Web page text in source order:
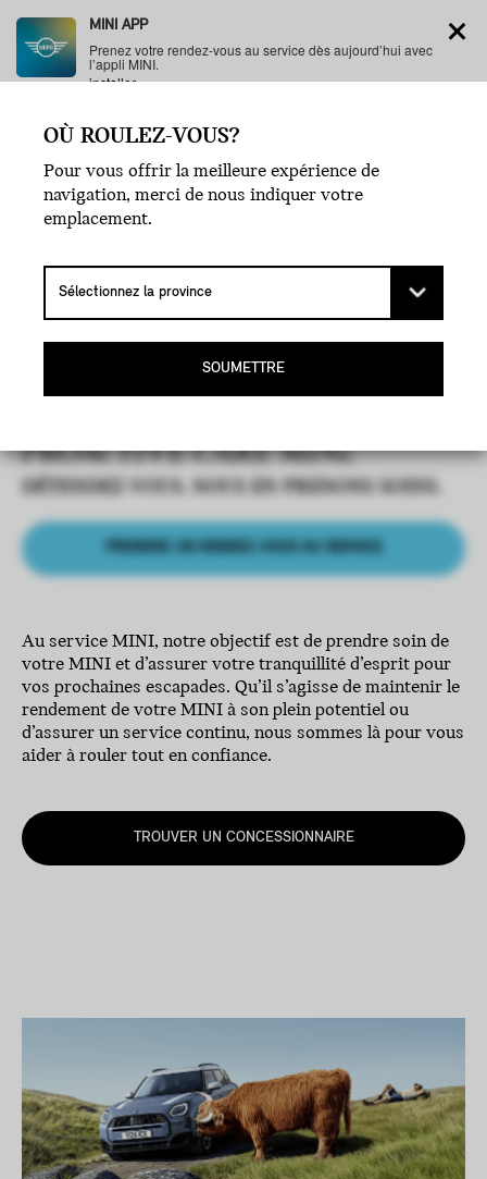
MINI APP
Prenez votre rendez-vous au service dès aujourd’hui avec
l’appli MINI.
installer
PROACTIVE CARE MINI.
DÉTENDEZ-VOUS. NOUS EN PRENONS SOINS.
PRENDRE UN RENDEZ-VOUS AU SERVICE
Au service MINI, notre objectif est de prendre soin de
votre MINI et d’assurer votre tranquillité d’esprit pour
vos prochaines escapades. Qu’il s’agisse de maintenir le
rendement de votre MINI à son plein potentiel ou
d’assurer un service continu, nous sommes là pour vous
aider à rouler tout en confiance.
TROUVER UN CONCESSIONNAIRE
OÙ ROULEZ-VOUS?
Pour vous offrir la meilleure expérience de
navigation, merci de nous indiquer votre
emplacement.
SOUMETTRE